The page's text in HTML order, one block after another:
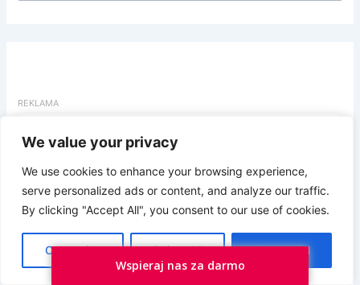
We value your privacy
We use cookies to enhance your browsing experience,
serve personalized ads or content, and analyze our traffic.
By clicking "Accept All", you consent to our use of cookies.
Customize Reject All Accept All
j
a
Wspieraj nas za darmo
Prywatność i pliki ciasteczka: Ta witryna używa plików ciasteczek.
używanie.
Aby dowiedzieć się więcej, w tym jak kontrolować pliki ciasteczka,
zobacz tutaj:
Polityka plików ciasteczka